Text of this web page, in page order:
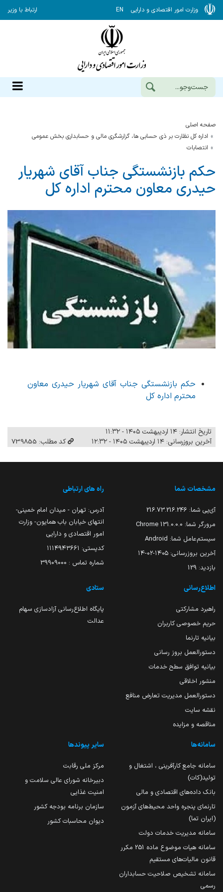
وزارت امور اقتصادی و دارایی EN ارتباط با وزیر
صفحه اصلی
اداره کل نظارت بر ذی حسابی ها، گزارشگری مالی و حسابداری بخش عمومی
انتصابات
حکم بازنشستگی جناب آقای شهریار
حیدری معاون محترم اداره کل
حکم بازنشستگی جناب آقای شهریار حیدری معاون
محترم اداره کل
تاریخ انتشار: ۱۴ اردیبهشت ۱۴۰۵ - ۱۱:۳۲
آخرین بروزرسانی: ۱۴ اردیبهشت ۱۴۰۵ - ۱۲:۳۲
کد مطلب: 739855
مشخصات شما
آی‌پی شما: 216.73.216.246
مرورگر شما: 131.0.0.0 Chrome
سیستم‌عامل شما: Android
آخرین بروزرسانی: ۱۴۰۵-۰۲-۱۴
بازدید: 129
راه های ارتباطی
آدرس: تهران - میدان امام خمینی-
انتهای خیابان باب همایون- وزارت
امور اقتصادی و دارایی
کدپستی: ۱۱۱۴۹۴۳۶۶۱
شماره تماس : 39909000
اطلاع‌رسانی
راهبرد مشارکتی
حریم خصوصی کاربران
بیانیه تارنما
دستورالعمل بروز رسانی
بیانیه توافق سطح خدمات
منشور اخلاقی
دستورالعمل مدیریت تعارض منافع
نقشه سایت
مناقصه و مزایده
ستادی
پایگاه اطلاع‌رسانی آزادسازی سهام
عدالت
سامانه‌ها
سامانه جامع کارآفرینی ، اشتغال و
تولید(کات)
بانک داده‌های اقتصادی و مالی
تارنمای پنجره واحد محیط‌های آزمون
(ایران تما)
سامانه مدیریت خدمات دولت
سامانه هیات موضوع ماده 251 مکرر
قانون مالیات‌های مستقیم
سامانه تشخیص صلاحیت حسابداران
رسمی
سایر پیوندها
مرکز ملی رقابت
دبیرخانه شورای عالی سلامت و
امنیت غذایی
سازمان برنامه بودجه کشور
دیوان محاسبات کشور